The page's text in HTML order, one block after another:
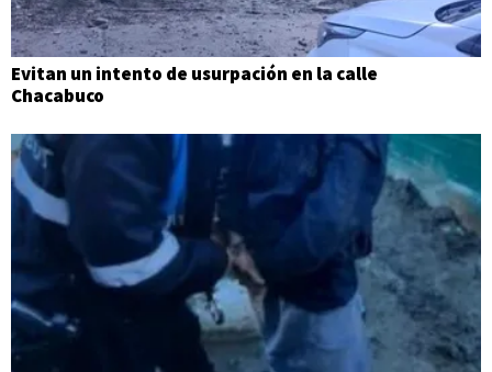
Evitan un intento de usurpación en la calle
Chacabuco